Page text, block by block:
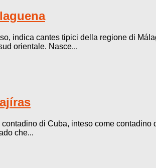
indica cantes tipici della regione di
orientale. Nasce...
di Cuba, inteso come
che...